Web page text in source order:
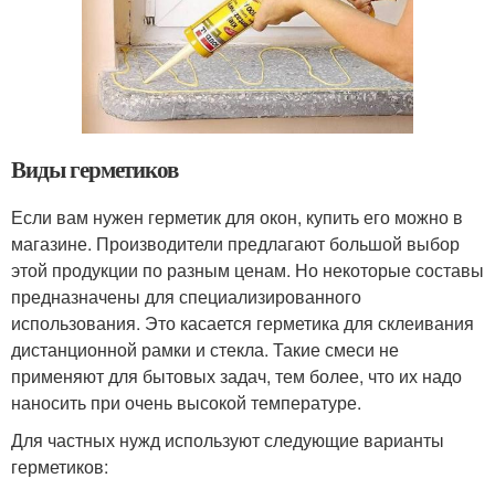
Виды герметиков
Если вам нужен герметик для окон, купить его можно в
магазине. Производители предлагают большой выбор
этой продукции по разным ценам. Но некоторые составы
предназначены для специализированного
использования. Это касается герметика для склеивания
дистанционной рамки и стекла. Такие смеси не
применяют для бытовых задач, тем более, что их надо
наносить при очень высокой температуре.
Для частных нужд используют следующие варианты
герметиков: